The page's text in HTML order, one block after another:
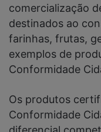
comercialização
destinados ao
farinhas, frutas,
exemplos de
Conformidade
Os produtos
Conformidade